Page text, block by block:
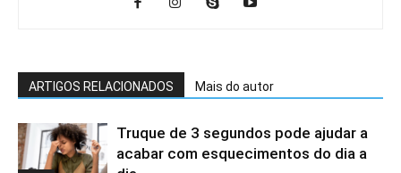
ARTIGOS RELACIONADOS Mais do autor
Truque de 3 segundos pode ajudar a
acabar com esquecimentos do dia a